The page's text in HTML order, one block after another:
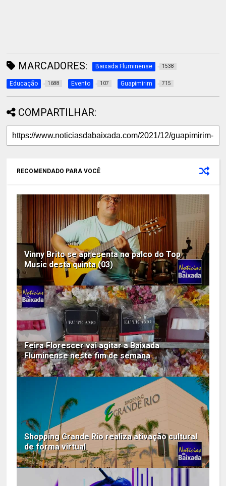
MARCADORES: Baixada Fluminense 1538
Educação 1688 Evento 107 Guapimirim 715
COMPARTILHAR:
RECOMENDADO PARA VOCÊ
Vinny Brito se apresenta no palco do Top
Music desta quinta (03)
Feira Florescer vai agitar a Baixada
Fluminense neste fim de semana
Shopping Grande Rio realiza ativação cultural
de forma virtual